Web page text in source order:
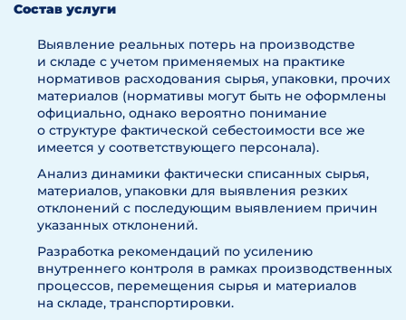
Состав услуги
Выявление реальных потерь на производстве
и складе с учетом применяемых на практике
нормативов расходования сырья, упаковки, прочих
материалов (нормативы могут быть не оформлены
официально, однако вероятно понимание
о структуре фактической себестоимости все же
имеется у соответствующего персонала).
Анализ динамики фактически списанных сырья,
материалов, упаковки для выявления резких
отклонений с последующим выявлением причин
указанных отклонений.
Разработка рекомендаций по усилению
внутреннего контроля в рамках производственных
процессов, перемещения сырья и материалов
на складе, транспортировки.